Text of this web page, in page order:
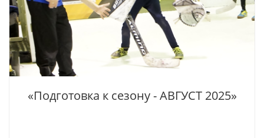
«Подготовка к сезону - АВГУСТ 2025»